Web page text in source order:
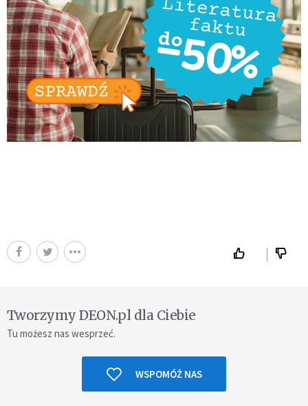
Tworzymy DEON.pl dla Ciebie
Tu możesz nas wesprzeć.
WSPOMÓŻ NAS